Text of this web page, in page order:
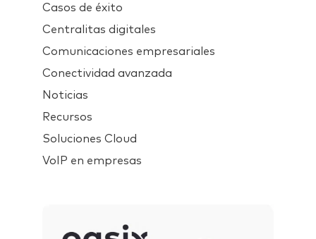
Casos de éxito
Centralitas digitales
Comunicaciones empresariales
Conectividad avanzada
Noticias
Recursos
Soluciones Cloud
VoIP en empresas